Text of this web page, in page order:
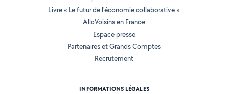
Livre « Le futur de l'économie collaborative »
AlloVoisins en France
Espace presse
Partenaires et Grands Comptes
Recrutement
INFORMATIONS LÉGALES